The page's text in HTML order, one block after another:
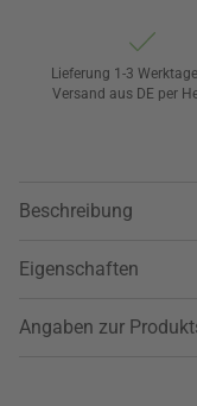
Lieferung 1-3
Versand aus DE per
Beschreibung
Eigenschaften
Angaben zur